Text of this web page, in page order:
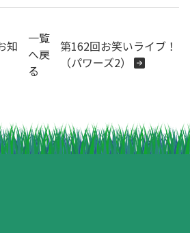
知
一覧
へ戻
る
第162回お笑いライブ！
（パワーズ2）